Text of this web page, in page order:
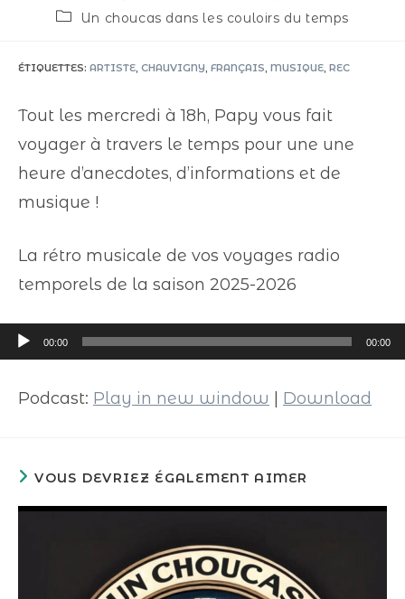
Un choucas dans les couloirs du temps
ÉTIQUETTES: ARTISTE, CHAUVIGNY, FRANÇAIS, MUSIQUE, REC
Tout les mercredi à 18h, Papy vous fait
voyager à travers le temps pour une une
heure d’anecdotes, d’informations et de
musique !
La rétro musicale de vos voyages radio
temporels de la saison 2025-2026
Lecteur
audio
00:00 00:00
Podcast: Play in new window Download
VOUS DEVRIEZ ÉGALEMENT AIMER